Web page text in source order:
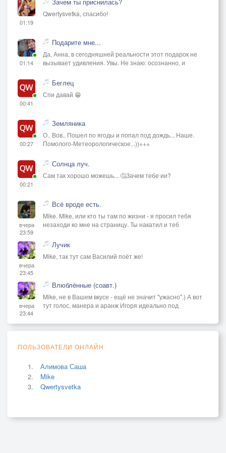
01:19
Зачем ты приснилась?
Qwertysvetka, спасибо!
01:14
Подарите мне...
Да, Анна, в сегодняшней реальности этот подарок не
вызывает удивления. Увы. Не знаю: осознанно, и
00:41
Беглец
Спи давай 😁
00:27
Земляника
О.. Вов.. Пошел по ягоды и попал под дождь... Наше.
Помолого-Метеорологическое...))+++
00:21
Солнца луч.
Сам так хорошо можешь... 🤔Зачем тебе ии?
вчера
23:59
Всё вроде есть.
Mike. Mike, или кто ты там по жизни - я просил тебя
незаходи ко мне на страницу. Ты накатил и теб
вчера
23:45
Лучик
Mike, так тут сам Василий поёт же!
вчера
23:44
Влюблённые (соавт.)
Mike, не в Вашем вкусе - ещё не значит "ужасно".) А вот
тут голос, манера и аранж Игоря идеально под
ПОЛЬЗОВАТЕЛИ ОНЛАЙН
Алимова Саша
Mike
Qwertysvetka